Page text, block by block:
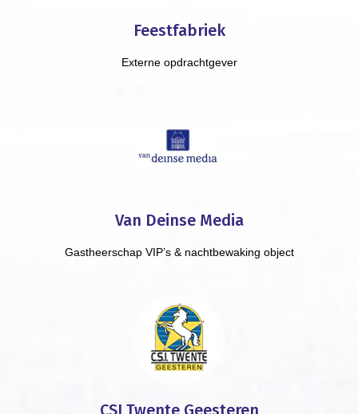
Feestfabriek
Externe opdrachtgever
Van Deinse Media
Gastheerschap VIP’s & nachtbewaking object
CSI Twente Geesteren